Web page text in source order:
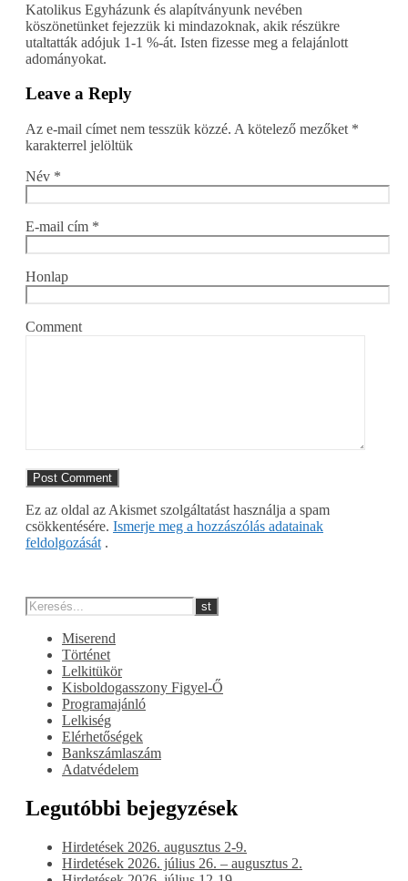
Katolikus Egyházunk és alapítványunk nevében
köszönetünket fejezzük ki mindazoknak, akik részükre
utaltatták adójuk 1-1 %-át. Isten fizesse meg a felajánlott
adományokat.
Leave a Reply
Az e-mail címet nem tesszük közzé. A kötelező mezőket *
karakterrel jelöltük
Név *
E-mail cím *
Honlap
Comment
Ez az oldal az Akismet szolgáltatást használja a spam
csökkentésére. Ismerje meg a hozzászólás adatainak
feldolgozását .
Miserend
Történet
Lelkitükör
Kisboldogasszony Figyel-Ő
Programajánló
Lelkiség
Elérhetőségek
Bankszámlaszám
Adatvédelem
Legutóbbi bejegyzések
Hirdetések 2026. augusztus 2-9.
Hirdetések 2026. július 26. – augusztus 2.